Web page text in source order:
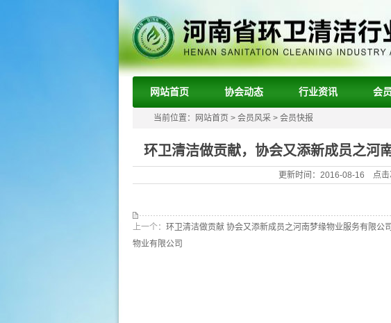
网站首页 协会动态 行业资讯 会
当前位置： 网站首页 > 会员风采 > 会员快报
环卫清洁做贡献，协会又添新成员之河
更新时间：2016-08-16 点击
上一个： 环卫清洁做贡献 协会又添新成员之河南梦缘物业服务有限公司
物业有限公司